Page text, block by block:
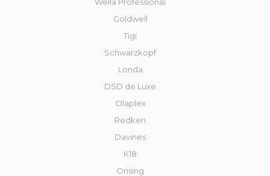
Goldwell
Tigi
Schwarzkopf
Londa
DSD de Luxe
Olaplex
Redken
Davines
К18
Orising